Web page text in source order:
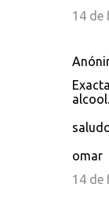
14 de
alcool.
omar
14 de